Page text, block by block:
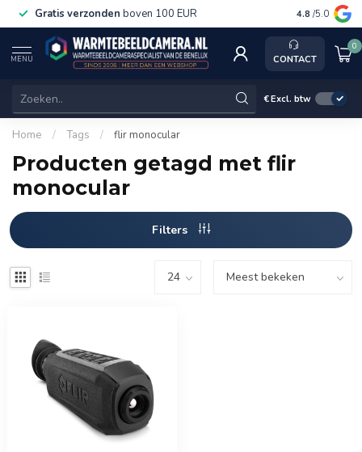
Gratis verzonden boven 100 EUR Service,
4.8 /5.0
MENU CONTACT
0
€Excl. btw
Home / Tags / flir monocular
Producten getagd met flir
monocular
Filters